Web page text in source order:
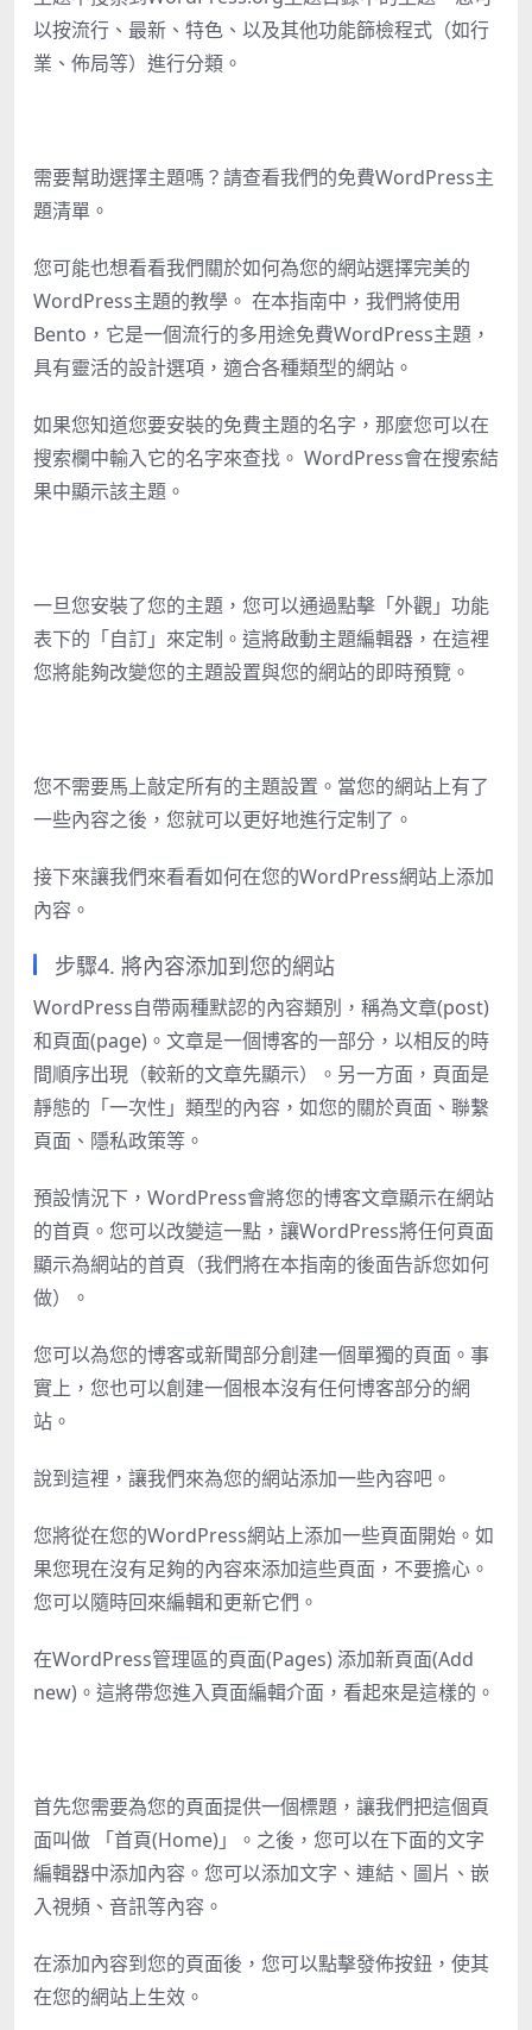
以按流行、最新、特色、以及其他功能篩檢程式（如行
業、佈局等）進行分類。
需要幫助選擇主題嗎？請查看我們的免費WordPress主
題清單。
您可能也想看看我們關於如何為您的網站選擇完美的
WordPress主題的教學。 在本指南中，我們將使用
Bento，它是一個流行的多用途免費WordPress主題，
具有靈活的設計選項，適合各種類型的網站。
如果您知道您要安裝的免費主題的名字，那麼您可以在
搜索欄中輸入它的名字來查找。 WordPress會在搜索結
果中顯示該主題。
一旦您安裝了您的主題，您可以通過點擊「外觀」功能
表下的「自訂」來定制。這將啟動主題編輯器，在這裡
您將能夠改變您的主題設置與您的網站的即時預覽。
您不需要馬上敲定所有的主題設置。當您的網站上有了
一些內容之後，您就可以更好地進行定制了。
接下來讓我們來看看如何在您的WordPress網站上添加
內容。
步驟4. 將內容添加到您的網站
WordPress自帶兩種默認的內容類別，稱為文章(post)
和頁面(page)。文章是一個博客的一部分，以相反的時
間順序出現（較新的文章先顯示）。另一方面，頁面是
靜態的「一次性」類型的內容，如您的關於頁面、聯繫
頁面、隱私政策等。
預設情況下，WordPress會將您的博客文章顯示在網站
的首頁。您可以改變這一點，讓WordPress將任何頁面
顯示為網站的首頁（我們將在本指南的後面告訴您如何
做）。
您可以為您的博客或新聞部分創建一個單獨的頁面。事
實上，您也可以創建一個根本沒有任何博客部分的網
站。
說到這裡，讓我們來為您的網站添加一些內容吧。
您將從在您的WordPress網站上添加一些頁面開始。如
果您現在沒有足夠的內容來添加這些頁面，不要擔心。
您可以隨時回來編輯和更新它們。
在WordPress管理區的頁面(Pages) 添加新頁面(Add
new)。這將帶您進入頁面編輯介面，看起來是這樣的。
首先您需要為您的頁面提供一個標題，讓我們把這個頁
面叫做 「首頁(Home)」。之後，您可以在下面的文字
編輯器中添加內容。您可以添加文字、連結、圖片、嵌
入視頻、音訊等內容。
在添加內容到您的頁面後，您可以點擊發佈按鈕，使其
在您的網站上生效。